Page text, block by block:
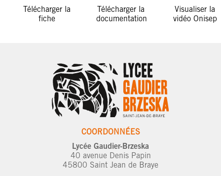
Télécharger la
fiche
Télécharger la
documentation
Visualiser la
vidéo Onisep
COORDONNÉES
Lycée Gaudier-Brzeska
40 avenue Denis Papin
45800 Saint Jean de Braye